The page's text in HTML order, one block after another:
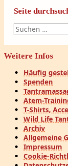
Seite
Suchen
nach:
Weitere Infos
Häufig
Spenden
Atem-
T-Shirts,
Wild Life
Archiv
Allgemeine
Impressum
Cookie-